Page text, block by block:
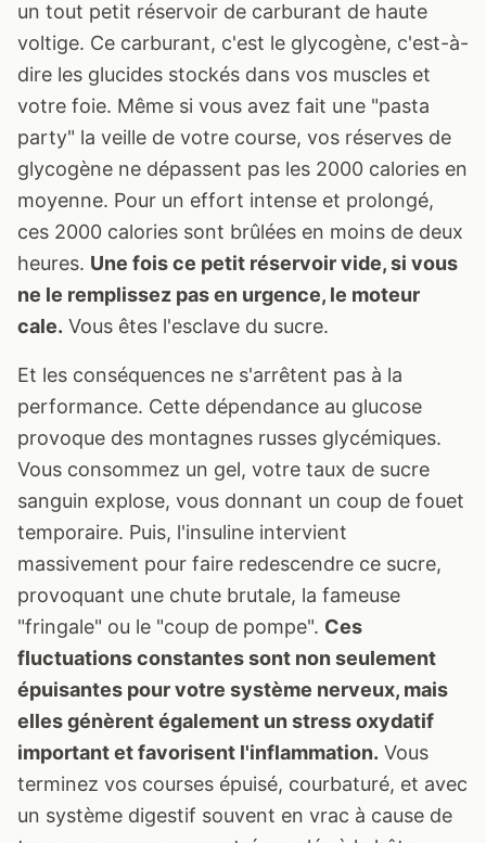
un tout petit réservoir de carburant de haute
voltige. Ce carburant, c'est le glycogène, c'est-à-
dire les glucides stockés dans vos muscles et
votre foie. Même si vous avez fait une "pasta
party" la veille de votre course, vos réserves de
glycogène ne dépassent pas les 2000 calories en
moyenne. Pour un effort intense et prolongé,
ces 2000 calories sont brûlées en moins de deux
heures. Une fois ce petit réservoir vide, si vous
ne le remplissez pas en urgence, le moteur
cale. Vous êtes l'esclave du sucre.
Et les conséquences ne s'arrêtent pas à la
performance. Cette dépendance au glucose
provoque des montagnes russes glycémiques.
Vous consommez un gel, votre taux de sucre
sanguin explose, vous donnant un coup de fouet
temporaire. Puis, l'insuline intervient
massivement pour faire redescendre ce sucre,
provoquant une chute brutale, la fameuse
"fringale" ou le "coup de pompe". Ces
fluctuations constantes sont non seulement
épuisantes pour votre système nerveux, mais
elles génèrent également un stress oxydatif
important et favorisent l'inflammation. Vous
terminez vos courses épuisé, courbaturé, et avec
un système digestif souvent en vrac à cause de